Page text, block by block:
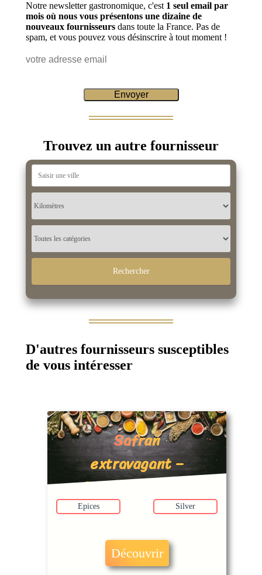
Notre newsletter gastronomique, c'est 1 seul email par
mois où nous vous présentons une dizaine de
nouveaux fournisseurs dans toute la France. Pas de
spam, et vous pouvez vous désinscrire à tout moment !
Trouvez un autre fournisseur
D'autres fournisseurs susceptibles
de vous intéresser
Safran
extravagant –
Stéphanie Sable
Epices Silver
Découvrir